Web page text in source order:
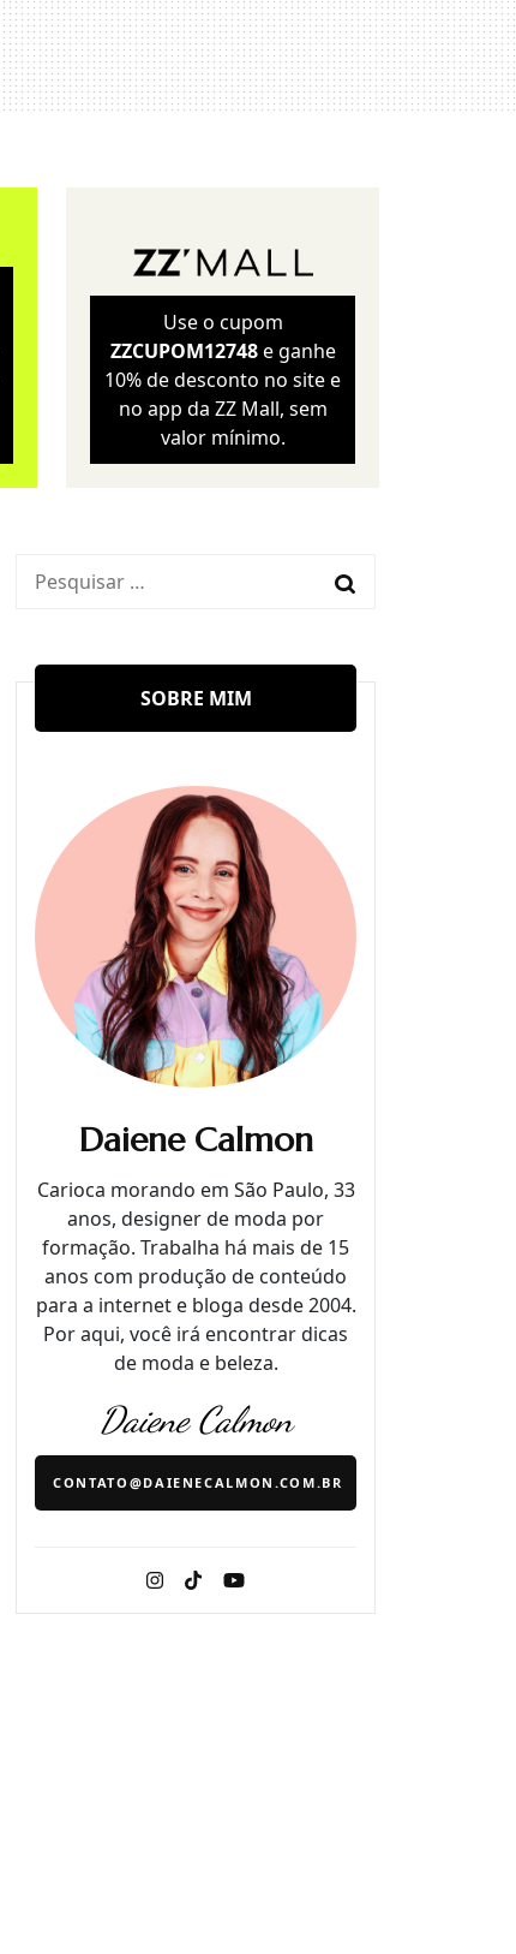
Wellness
Use o cupom
ZZCUPOM12748e ganhe
10% de desconto no site e
no app da ZZ Mall, sem
valor mínimo.
Pesquisar
SOBRE MIM
Daiene Calmon
Carioca morando em São Paulo, 33
anos, designer de moda por
formação. Trabalha há mais de 15
anos com produção de conteúdo
para a internet e bloga desde 2004.
Por aqui, você irá encontrar dicas
de moda e beleza.
Daiene Calmon
CONTATO@DAIENECALMON.COM.BR